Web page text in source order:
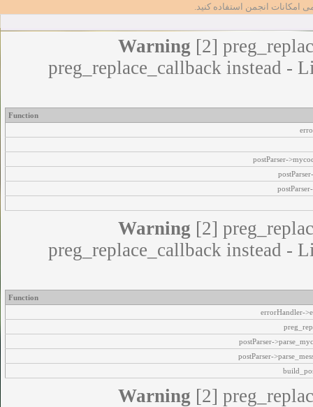
امکانات انجمن استفاده کنید.
Warning [2]
preg_replace_callback instead -
Function
postParser-
Warning [2]
preg_replace_callback instead -
Function
errorHandler-
postParser-
postParser-
Warning [2]